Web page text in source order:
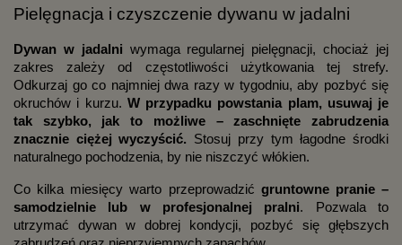
Pielęgnacja i czyszczenie dywanu w jadalni
Dywan w jadalni wymaga regularnej pielęgnacji, chociaż jej
zakres zależy od częstotliwości użytkowania tej strefy.
Odkurzaj go co najmniej dwa razy w tygodniu, aby pozbyć się
okruchów i kurzu. W przypadku powstania plam, usuwaj je
tak szybko, jak to możliwe – zaschnięte zabrudzenia
znacznie ciężej wyczyścić. Stosuj przy tym łagodne środki
naturalnego pochodzenia, by nie niszczyć włókien.
Co kilka miesięcy warto przeprowadzić gruntowne pranie –
samodzielnie lub w profesjonalnej pralni. Pozwala to
utrzymać dywan w dobrej kondycji, pozbyć się głębszych